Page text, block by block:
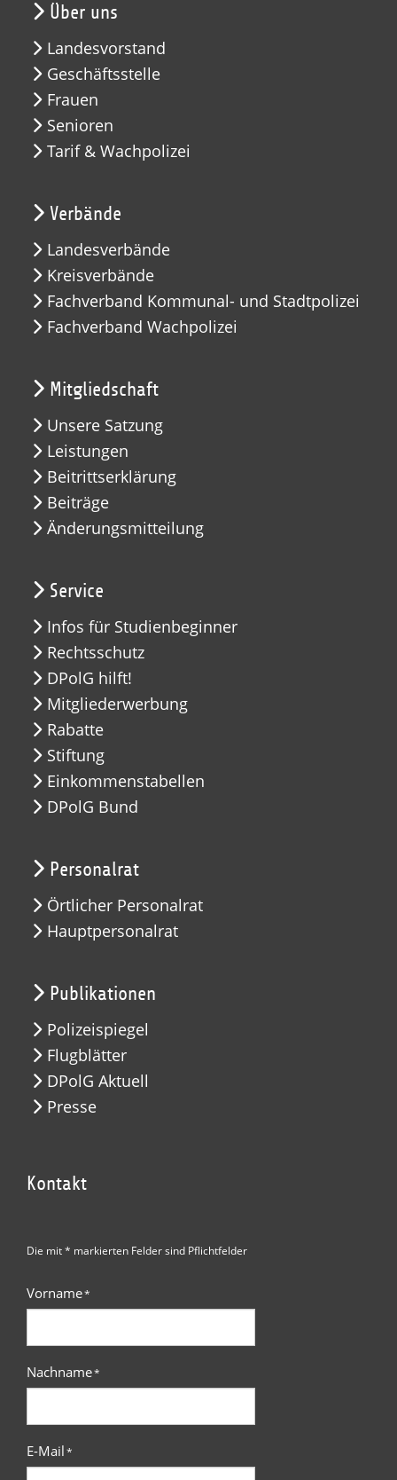
Über uns
Landesvorstand
Geschäftsstelle
Frauen
Senioren
Tarif & Wachpolizei
Verbände
Landesverbände
Kreisverbände
Fachverband Kommunal- und Stadtpolizei
Fachverband Wachpolizei
Mitgliedschaft
Unsere Satzung
Leistungen
Beitrittserklärung
Beiträge
Änderungsmitteilung
Service
Infos für Studienbeginner
Rechtsschutz
DPolG hilft!
Mitgliederwerbung
Rabatte
Stiftung
Einkommenstabellen
DPolG Bund
Personalrat
Örtlicher Personalrat
Hauptpersonalrat
Publikationen
Polizeispiegel
Flugblätter
DPolG Aktuell
Presse
Kontakt
Die mit * markierten Felder sind Pflichtfelder
Vorname*
Nachname*
E-Mail*